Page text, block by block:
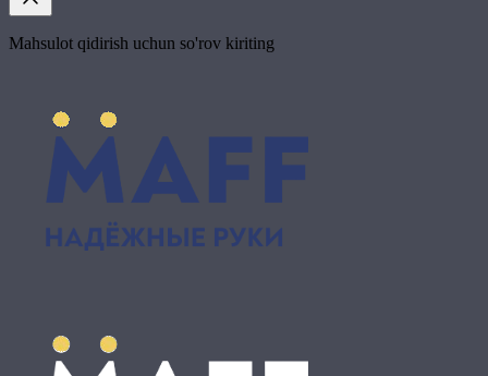
Mahsulot qidirish uchun so'rov kiriting